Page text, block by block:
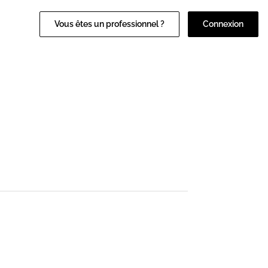
Vous êtes un professionnel ? Connexion